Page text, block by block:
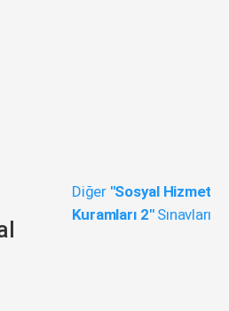
Diğer "Sosyal Hizmet
Kuramları 2"Sınavları